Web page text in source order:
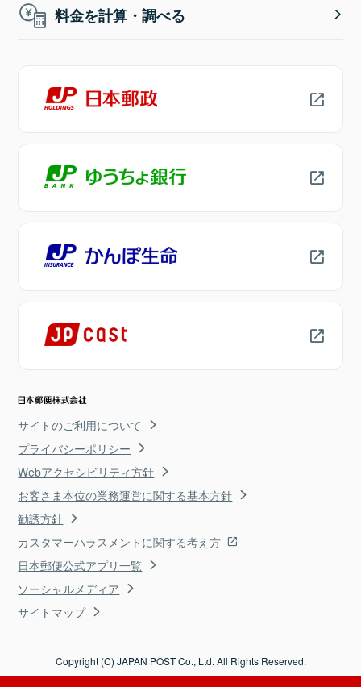
料金を計算・調べる
サイトのご利用について
プライバシーポリシー
Webアクセシビリティ方針
お客さま本位の業務運営に関する基本方針
勧誘方針
カスタマーハラスメントに関する考え方
日本郵便公式アプリ一覧
ソーシャルメディア
サイトマップ
Copyright (C) JAPAN POST Co., Ltd. All Rights Reserved.